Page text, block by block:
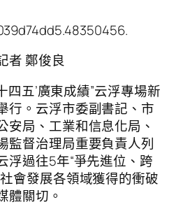
者 鄭俊良
四五’廣東成績”云浮專場新
行。云浮市委副書記、市
安局、工業和信息化局、
監督治理局重要負責人列
浮過往5年“爭先進位、跨
會發展各領域獲得的衝破
體關切。